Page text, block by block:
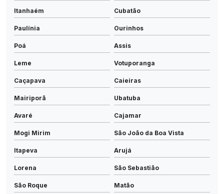
Itanhaém Cubatão
Paulínia Ourinhos
Poá Assis
Leme Votuporanga
Caçapava Caieiras
Mairiporã Ubatuba
Avaré Cajamar
Mogi Mirim São João da Boa Vista
Itapeva Arujá
Lorena São Sebastião
São Roque Matão